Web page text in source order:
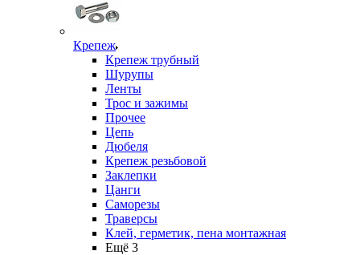
Крепеж
Крепеж трубный
Шурупы
Ленты
Трос и зажимы
Прочее
Цепь
Дюбеля
Крепеж резьбовой
Заклепки
Цанги
Саморезы
Траверсы
Клей, герметик, пена монтажная
Ещё 3